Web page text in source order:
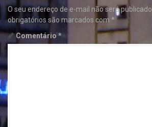
O seu endereço de e-mail não será publicado.
obrigatórios são marcados com *
Comentário *